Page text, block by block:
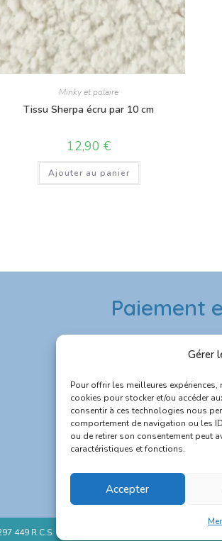
Gérer
Pour offrir les meilleures
cookies pour stocker et/ou accéder
consentir à ces technologies nous
comportement de navigation ou les
ou de retirer son consentement peut
caractéristiques et fonctions.
Accepter
Minky et polaire
Tissu Sherpa écru par 10 cm
12,90€
Ajouter au panier
Paiement
Paiement &
💳 Paiement sécurisé CB
🔐 Site protégé SSL
📦 Expédition rapide
💬 Service client réactif
449 R.C.S. Melun